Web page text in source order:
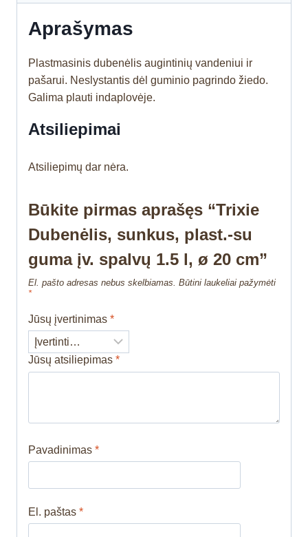
Aprašymas
Plastmasinis dubenėlis augintinių vandeniui ir
pašarui. Neslystantis dėl guminio pagrindo žiedo.
Galima plauti indaplovėje.
Atsiliepimai
Atsiliepimų dar nėra.
Būkite pirmas aprašęs “Trixie
Dubenėlis, sunkus, plast.-su
guma įv. spalvų 1.5 l, ø 20 cm”
El. pašto adresas nebus skelbiamas. Būtini laukeliai pažymėti
*
Jūsų įvertinimas *
Jūsų atsiliepimas *
Pavadinimas *
El. paštas *